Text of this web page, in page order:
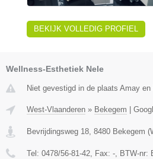
BEKIJK VOLLEDIG PROFIEL
Wellness-Esthetiek Nele
Niet gevestigd in de plaats Amay
West-Vlaanderen » Bekegem
Bevrijdingsweg 18, 8480 Bekegem (
Tel: 0478/56-81-42, Fax: -, BTW-nr: